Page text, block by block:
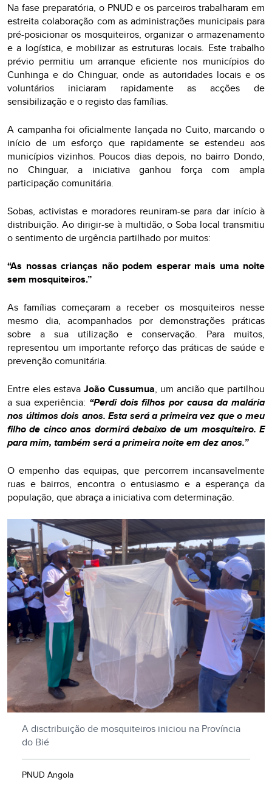
Na fase preparatória, o PNUD e os parceiros trabalharam em
estreita colaboração com as administrações municipais para
pré-posicionar os mosquiteiros, organizar o armazenamento
e a logística, e mobilizar as estruturas locais. Este trabalho
prévio permitiu um arranque eficiente nos municípios do
Cunhinga e do Chinguar, onde as autoridades locais e os
voluntários iniciaram rapidamente as acções de
sensibilização e o registo das famílias.
A campanha foi oficialmente lançada no Cuito, marcando o
início de um esforço que rapidamente se estendeu aos
municípios vizinhos. Poucos dias depois, no bairro Dondo,
no Chinguar, a iniciativa ganhou força com ampla
participação comunitária.
Sobas, activistas e moradores reuniram-se para dar início à
distribuição. Ao dirigir-se à multidão, o Soba local transmitiu
o sentimento de urgência partilhado por muitos:
“As nossas crianças não podem esperar mais uma noite
sem mosquiteiros.”
As famílias começaram a receber os mosquiteiros nesse
mesmo dia, acompanhados por demonstrações práticas
sobre a sua utilização e conservação. Para muitos,
representou um importante reforço das práticas de saúde e
prevenção comunitária.
Entre eles estava João Cussumua, um ancião que partilhou
a sua experiência: “Perdi dois filhos por causa da malária
nos últimos dois anos. Esta será a primeira vez que o meu
filho de cinco anos dormirá debaixo de um mosquiteiro. E
para mim, também será a primeira noite em dez anos.”
O empenho das equipas, que percorrem incansavelmente
ruas e bairros, encontra o entusiasmo e a esperança da
população, que abraça a iniciativa com determinação.
A disctribuição de mosquiteiros iniciou na Província
do Bié
PNUD Angola